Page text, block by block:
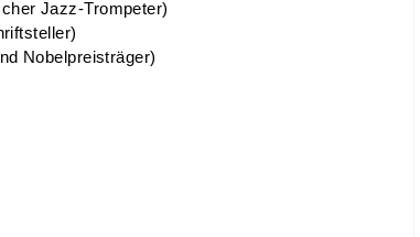
"Caecilius", der sich von "caecus"
lässt. Cecil ist die männliche Form des
der Hl. Caecilie von Rom im 3. Jhnd.